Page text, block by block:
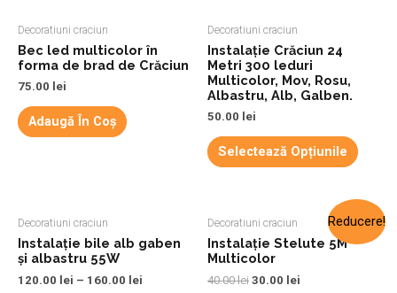
Decoratiuni craciun
Bec led multicolor în
forma de brad de Crăciun
75.00 lei
Adaugă În Coș
Decoratiuni craciun
Instalație Crăciun 24
Metri 300 leduri
Multicolor, Mov, Rosu,
Albastru, Alb, Galben.
50.00 lei
Selectează Opțiunile
Decoratiuni craciun
Instalație bile alb gaben
și albastru 55W
120.00 lei – 160.00 lei
Reducere!
Decoratiuni craciun
Instalație Stelute 5M
Multicolor
40.00lei 30.00 lei